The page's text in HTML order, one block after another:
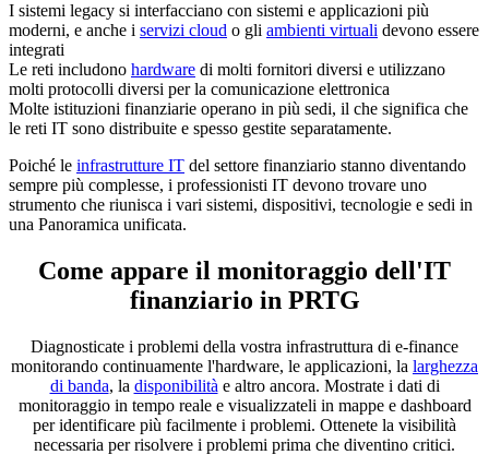
I sistemi legacy si interfacciano con sistemi e applicazioni più
moderni, e anche i servizi cloud o gli ambienti virtuali devono essere
integrati
Le reti includono hardware di molti fornitori diversi e utilizzano
molti protocolli diversi per la comunicazione elettronica
Molte istituzioni finanziarie operano in più sedi, il che significa che
le reti IT sono distribuite e spesso gestite separatamente.
Poiché le infrastrutture IT del settore finanziario stanno diventando
sempre più complesse, i professionisti IT devono trovare uno
strumento che riunisca i vari sistemi, dispositivi, tecnologie e sedi in
una Panoramica unificata.
Come appare il monitoraggio dell'IT
finanziario in PRTG
Diagnosticate i problemi della vostra infrastruttura di e-finance
monitorando continuamente l'hardware, le applicazioni, la larghezza
di banda, la disponibilità e altro ancora. Mostrate i dati di
monitoraggio in tempo reale e visualizzateli in mappe e dashboard
per identificare più facilmente i problemi. Ottenete la visibilità
necessaria per risolvere i problemi prima che diventino critici.